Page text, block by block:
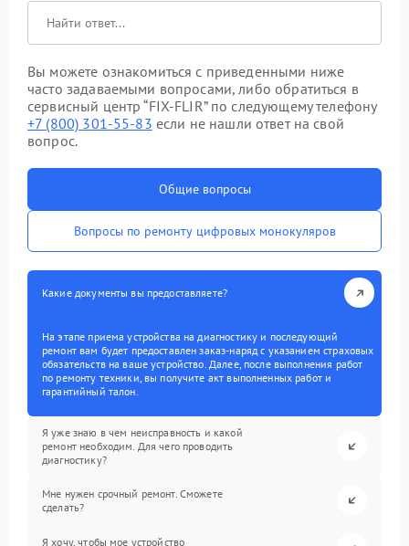
Вы можете ознакомиться с приведенными ниже
часто задаваемыми вопросами, либо обратиться в
сервисный центр “FIX-FLIR” по следующему телефону
+7 (800) 301-55-83 если не нашли ответ на свой
вопрос.
Общие вопросы
Вопросы по ремонту цифровых монокуляров
Какие документы вы предоставляете?
На этапе приема устройства на диагностику и последующий
ремонт вам будет предоставлен заказ-наряд с указанием страховых
обязательств на ваше устройство. Далее, после выполнения работ
по ремонту техники, вы получите акт выполненных работ и
гарантийный талон.
Я уже знаю в чем неисправность и какой
ремонт необходим. Для чего проводить
диагностику?
Мне нужен срочный ремонт. Сможете
сделать?
Я хочу, чтобы мое устройство